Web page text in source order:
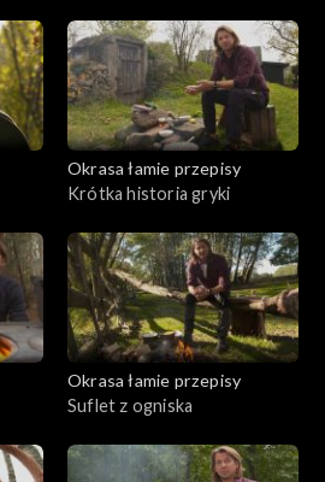
Okrasa łamie przepisy
Krótka historia gryki
Okrasa łamie przepisy
Suflet z ogniska